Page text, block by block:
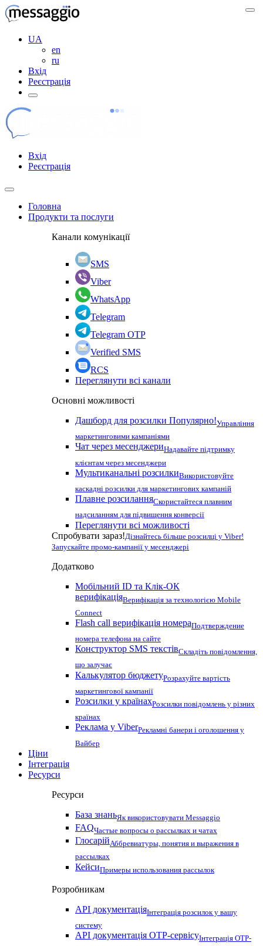
UA
en
ru
Вхід
Реєстрація
Вхід
Реєстрація
Головна
Продукти та послуги
Канали комунікації
SMS
Viber
WhatsApp
Telegram
Telegram OTP
Verified SMS
RCS
Переглянути всі канали
Основні можливості
Дашборд для розсилки Популярно!Управління
маркетинговими кампаніями
Чат через месенджериНадавайте підтримку
клієнтам через месенджери
Мультиканальні розсилкиВикористовуйте
каскадні розсилки для маркетингових кампаній
Плавне розсиланняСкористайтеся плавним
надсиланням для підвищення конверсії
Переглянути всі можливості
Спробувати зараз!Дізнайтесь більше розсилці у Viber!
Запускайте промо-кампанії у месенджері
Додатково
Мобільний ID та Клік-ОК
верифікаціяВерифікація за технологією Mobile
Connect
Flash call верифікація номераПодтверждение
номера телефона на сайте
Конструктор SMS текстівСкладіть повідомлення,
що залучає
Калькулятор бюджетуРозрахуйте вартість
маркетингової кампанії
Розсилки у країнахРозсилки повідомлень у різних
країнах
Реклама у ViberРекламні банери і оголошення у
Вайбер
Ціни
Інтеграція
Ресурси
Ресурси
База знаньЯк використовувати Messaggio
FAQЧастые вопросы о рассылках и чатах
ГлосарійАббревиатуры, понятия и выражения в
рассылках
КейсиПримеры использования рассылок
Розробникам
API документаціяІнтеграція розсилок у вашу
систему
API документація OTP-сервісуІнтеграція OTP-